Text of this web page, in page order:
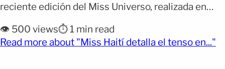
reciente edición del Miss Universo, realizada en
altercado entre la mexicana Fátima Bosch y el
director del Miss Universo Tailandia, Nawat
👁️ 500 views⏱️ 1 min read
Read more about "Miss Haití detalla el tenso en..."